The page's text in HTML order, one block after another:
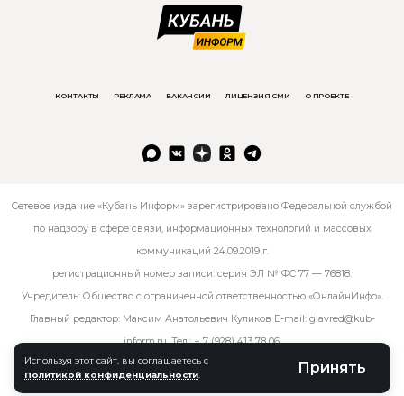
Используя этот сайт, вы соглашаетесь с
Политикой конфиденциальности
Принять
КОНТАКТЫ РЕКЛАМА ВАКАНСИИ ЛИЦЕНЗИЯ СМИ О ПРОЕКТЕ
Сетевое издание «Кубань Информ» зарегистрировано Федеральной службой
по надзору в сфере связи, информационных технологий и массовых
коммуникаций 24.09.2019 г.
регистрационный номер записи: серия ЭЛ № ФС 77 — 76818.
Учредитель: Общество с ограниченной ответственностью «ОнлайнИнфо».
Главный редактор: Максим Анатольевич Куликов E-mail: glavred@kub-
inform.ru. Тел.:+ 7 (928) 413 78 06.
© kub-inform 2026